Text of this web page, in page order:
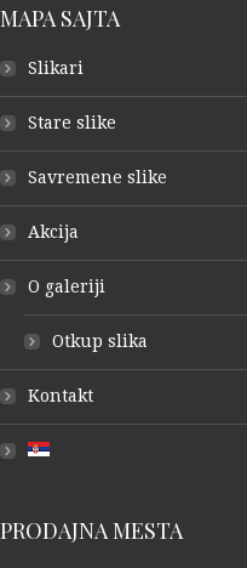
MAPA SAJTA
Slikari
Stare slike
Savremene slike
Akcija
O galeriji
Otkup slika
Kontakt
PRODAJNA MESTA